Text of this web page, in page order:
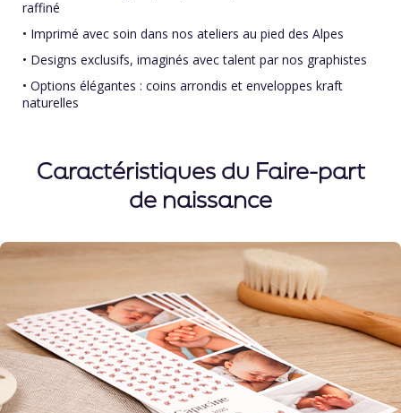
raffiné
• Imprimé avec soin dans nos ateliers au pied des Alpes
• Designs exclusifs, imaginés avec talent par nos graphistes
• Options élégantes : coins arrondis et enveloppes kraft
naturelles
Caractéristiques du Faire-part
de naissance